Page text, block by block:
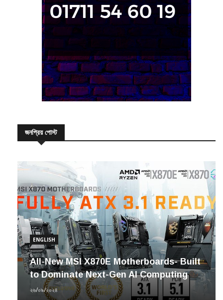
জনপ্রিয় পোস্ট
ENGLISH
All-New MSI X870E Motherboards- Built
to Dominate Next-Gen AI Computing
২৬/০৯/২০২৪